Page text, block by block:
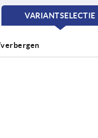
VARIANTSELECTIE
CURRENT
CURRENT